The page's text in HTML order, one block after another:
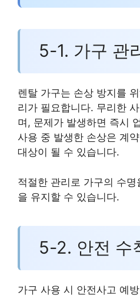
5-1. 가구 관
렌탈 가구는 손상 방지를
리가 필요합니다. 무리한
며, 문제가 발생하면 즉시
사용 중 발생한 손상은 계
대상이 될 수 있습니다.
적절한 관리로 가구의 수
을 유지할 수 있습니다.
5-2. 안전 수
가구 사용 시 안전사고 예